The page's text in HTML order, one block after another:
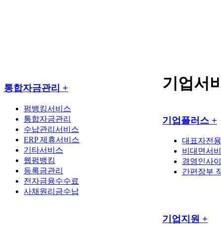
통합자금관리 +
펌뱅킹서비스
통합자금관리
수납관리서비스
ERP 제휴서비스
기타서비스
웹펌뱅킹
등록금관리
전자금융수수료
사채원리금수납
기업서
기업플러스 +
대표자전용
비대면서
경영인사
간편장부
기업지원 +